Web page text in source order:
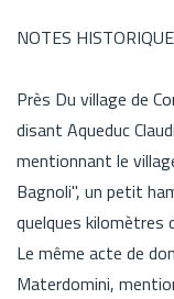
NOTES
Près Du village de
disant Aqueduc
mentionnant le
Bagnoli", un petit
quelques kilomètres
Le même acte de
Materdomini,